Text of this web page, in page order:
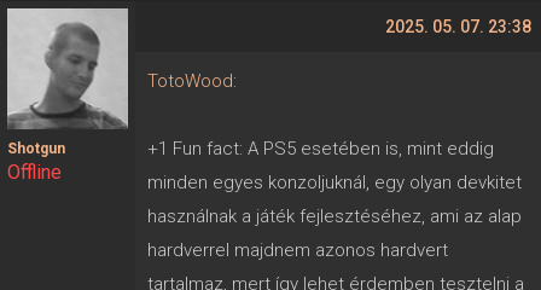
Shotgun
Offline
2025. 05. 07. 23:38
TotoWood:
+1 Fun fact: A PS5 esetében is, mint eddig
minden egyes konzoljuknál, egy olyan devkitet
használnak a játék fejlesztéséhez, ami az alap
hardverrel majdnem azonos hardvert
tartalmaz, mert így lehet érdemben tesztelni a